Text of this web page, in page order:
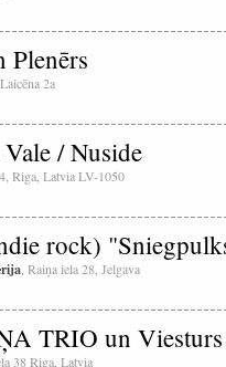
Plenērs
2a
/ Nuside
Riga, Latvia LV-1050
rock)
, Raiņa iela 28, Jelgava
TRIO un
38 Riga, Latvia